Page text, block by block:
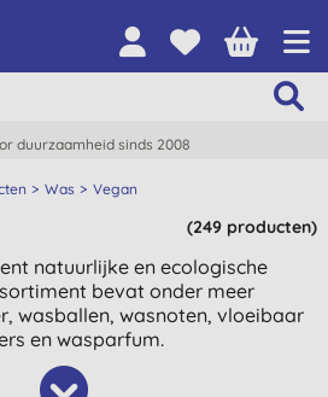
duurzaamheid sinds 2008
Was Vegan
(249 producten)
natuurlijke en ecologische
bevat onder meer
wasballen, wasnoten, vloeibaar
en wasparfum.